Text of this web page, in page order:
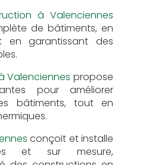
à Valenciennes
de bâtiments, en
en garantissant des
Valenciennes propose
pour améliorer
bâtiments, tout en
conçoit et installe
et sur mesure,